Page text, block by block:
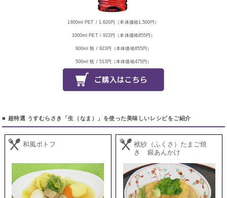
1800ml PET / 1,620円（本体価格1,500円）
1000ml PET / 923円（本体価格855円）
900ml 瓶 / 923円（本体価格855円）
500ml 瓶 / 513円（本体価格475円）
■ 超特選 うすむらさき「生（なま）」を使った美味しいレシピをご紹介
和風ポトフ
袱紗（ふくさ）たまご焼
き 銀あんかけ